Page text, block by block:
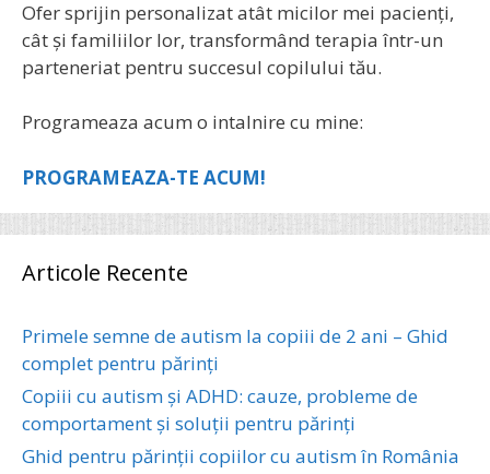
Ofer sprijin personalizat atât micilor mei pacienți,
cât și familiilor lor, transformând terapia într-un
parteneriat pentru succesul copilului tău.
Programeaza acum o intalnire cu mine:
PROGRAMEAZA-TE ACUM!
Articole Recente
Primele semne de autism la copiii de 2 ani – Ghid
complet pentru părinți
Copiii cu autism și ADHD: cauze, probleme de
comportament și soluții pentru părinți
Ghid pentru părinții copiilor cu autism în România